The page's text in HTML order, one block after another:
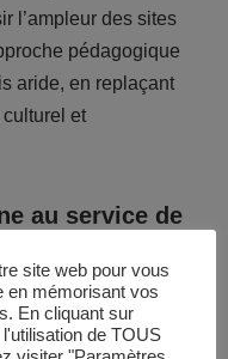
l’ampleur des sites
pédagogique
aride, en replaçant
et
au service de
claire et aérée. Les
les objets sans les
site web pour vous
en mémorisant vos
En cliquant sur
de TOUS